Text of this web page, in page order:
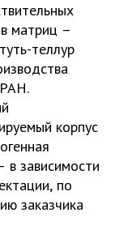
матриц –
теллур
корпус
в зависимости
по
заказчика